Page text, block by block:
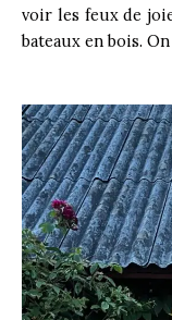
voir les feux de
bateaux en bois.